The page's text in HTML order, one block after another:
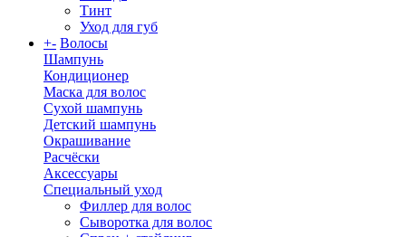
Тинт
Уход для губ
+- Волосы
Шампунь
Кондиционер
Маска для волос
Сухой шампунь
Детский шампунь
Окрашивание
Расчёски
Аксессуары
Специальный уход
Филлер для волос
Сыворотка для волос